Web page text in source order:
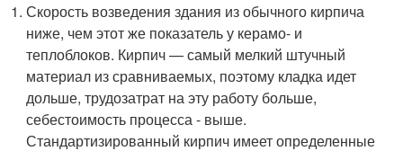
Скорость возведения здания из обычного кирпича
ниже, чем этот же показатель у керамо- и
теплоблоков. Кирпич — самый мелкий штучный
материал из сравниваемых, поэтому кладка идет
дольше, трудозатрат на эту работу больше,
себестоимость процесса - выше.
Стандартизированный кирпич имеет определенные